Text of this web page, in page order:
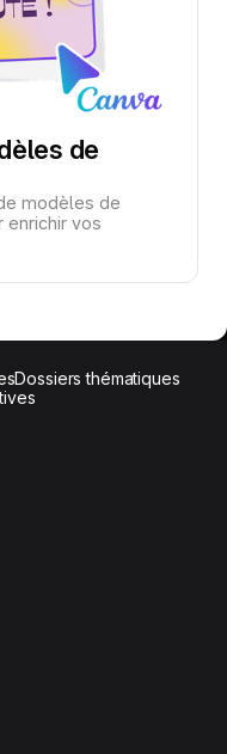
de
modèles de
enrichir vos
Dossiers thématiques